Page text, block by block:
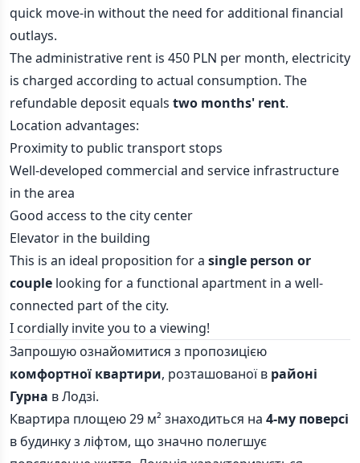
quick move-in without the need for additional financial
outlays.
The administrative rent is 450 PLN per month, electricity
is charged according to actual consumption. The
refundable deposit equals two months' rent.
Location advantages:
Proximity to public transport stops
Well-developed commercial and service infrastructure
in the area
Good access to the city center
Elevator in the building
This is an ideal proposition for a single person or
couple looking for a functional apartment in a well-
connected part of the city.
I cordially invite you to a viewing!
Запрошую ознайомитися з пропозицією
комфортної квартири, розташованої в районі
Гурна в Лодзі.
Квартира площею 29 м² знаходиться на 4-му поверсі
в будинку з ліфтом, що значно полегшує